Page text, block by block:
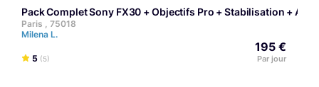
Pack Complet Sony FX30 + Objectifs Pro + Stabilisation +
Paris , 75018
Milena L.
5 (5)
195 €
Par jour